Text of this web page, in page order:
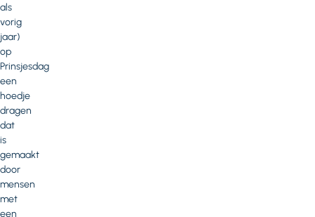
als
vorig
jaar)
op
Prinsjesdag
een
hoedje
dragen
dat
is
gemaakt
door
mensen
met
een